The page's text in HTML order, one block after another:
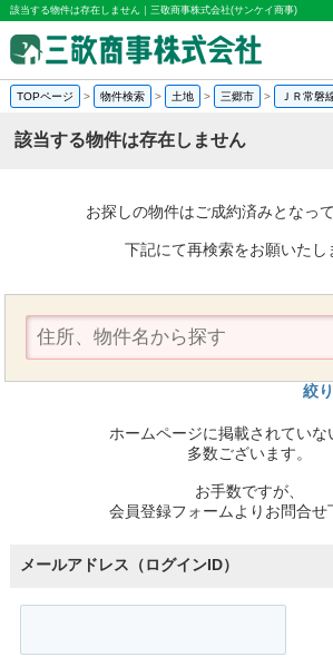
該当する物件は存在しません｜三敬商事株式会社(サンケイ商事)
TOPページ > 物件検索 > 土地 > 三郷市 > ＪＲ常磐
該当する物件は存在しません
お探しの物件はご成約済みとなっ
下記にて再検索をお願いたし
絞
ホームページに掲載されていな
多数ございます。
お手数ですが、
会員登録フォームよりお問合せ
メールアドレス（ログインID）